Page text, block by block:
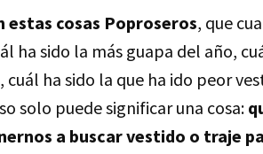
estas cosas Poproseros, que
ha sido la más guapa del año,
cuál ha sido la que ha ido peor
solo puede significar una cosa:
a buscar vestido o traje